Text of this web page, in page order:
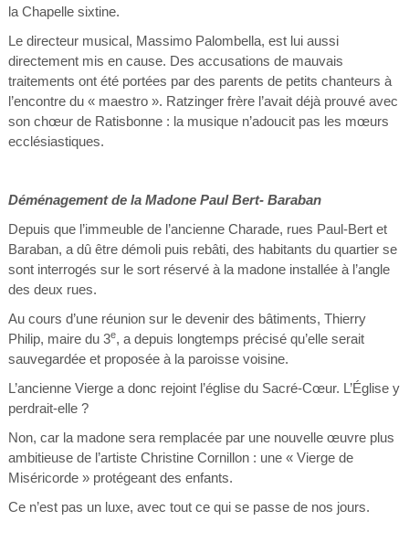
la Chapelle sixtine.
Le directeur musical, Massimo Palombella, est lui aussi
directement mis en cause. Des accusations de mauvais
traitements ont été portées par des parents de petits chanteurs à
l’encontre du « maestro ». Ratzinger frère l’avait déjà prouvé avec
son chœur de Ratisbonne : la musique n’adoucit pas les mœurs
ecclésiastiques.
Déménagement de la Madone Paul Bert- Baraban
Depuis que l’immeuble de l’ancienne Charade, rues Paul-Bert et
Baraban, a dû être démoli puis rebâti, des habitants du quartier se
sont interrogés sur le sort réservé à la madone installée à l’angle
des deux rues.
Au cours d’une réunion sur le devenir des bâtiments, Thierry
Philip, maire du 3e, a depuis longtemps précisé qu’elle serait
sauvegardée et proposée à la paroisse voisine.
L’ancienne Vierge a donc rejoint l’église du Sacré-Cœur. L’Église y
perdrait-elle ?
Non, car la madone sera remplacée par une nouvelle œuvre plus
ambitieuse de l’artiste Christine Cornillon : une « Vierge de
Miséricorde » protégeant des enfants.
Ce n’est pas un luxe, avec tout ce qui se passe de nos jours.